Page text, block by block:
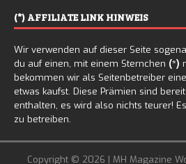
(*) AFFILIATE LINK HINWEIS
Wir verwenden auf dieser Seite
du auf einen, mit einem Sternchen (*)
bekommen wir als Seitenbetreiber
etwas kaufst. Diese Prämien sind
enthalten, es wird also nichts teurer!
zu betreiben.
Copyright © 2026 | MH Magazine